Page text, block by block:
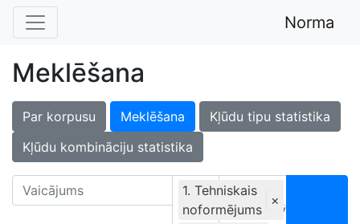
Norma
Meklēšana
Par korpusu Meklēšana
Kļūdu tipu statistika
Kļūdu kombināciju statistika
1. Tehniskais
noformējums
×
Ekskluzīvi